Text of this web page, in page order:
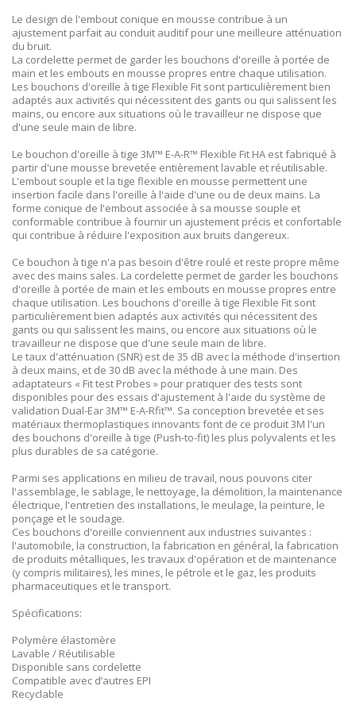
Le design de l'embout conique en mousse contribue à un
ajustement parfait au conduit auditif pour une meilleure atténuation
du bruit.
La cordelette permet de garder les bouchons d'oreille à portée de
main et les embouts en mousse propres entre chaque utilisation.
Les bouchons d'oreille à tige Flexible Fit sont particulièrement bien
adaptés aux activités qui nécessitent des gants ou qui salissent les
mains, ou encore aux situations où le travailleur ne dispose que
d'une seule main de libre.
Le bouchon d'oreille à tige 3M™ E-A-R™ Flexible Fit HA est fabriqué à
partir d'une mousse brevetée entièrement lavable et réutilisable.
L'embout souple et la tige flexible en mousse permettent une
insertion facile dans l'oreille à l'aide d'une ou de deux mains. La
forme conique de l'embout associée à sa mousse souple et
conformable contribue à fournir un ajustement précis et confortable
qui contribue à réduire l'exposition aux bruits dangereux.
Ce bouchon à tige n'a pas besoin d'être roulé et reste propre même
avec des mains sales. La cordelette permet de garder les bouchons
d'oreille à portée de main et les embouts en mousse propres entre
chaque utilisation. Les bouchons d'oreille à tige Flexible Fit sont
particulièrement bien adaptés aux activités qui nécessitent des
gants ou qui salissent les mains, ou encore aux situations où le
travailleur ne dispose que d'une seule main de libre.
Le taux d'atténuation (SNR) est de 35 dB avec la méthode d'insertion
à deux mains, et de 30 dB avec la méthode à une main. Des
adaptateurs « Fit test Probes » pour pratiquer des tests sont
disponibles pour des essais d'ajustement à l'aide du système de
validation Dual-Ear 3M™ E-A-Rfit™. Sa conception brevetée et ses
matériaux thermoplastiques innovants font de ce produit 3M l'un
des bouchons d'oreille à tige (Push-to-fit) les plus polyvalents et les
plus durables de sa catégorie.
Parmi ses applications en milieu de travail, nous pouvons citer
l'assemblage, le sablage, le nettoyage, la démolition, la maintenance
électrique, l'entretien des installations, le meulage, la peinture, le
ponçage et le soudage.
Ces bouchons d'oreille conviennent aux industries suivantes :
l'automobile, la construction, la fabrication en général, la fabrication
de produits métalliques, les travaux d'opération et de maintenance
(y compris militaires), les mines, le pétrole et le gaz, les produits
pharmaceutiques et le transport.
Spécifications:
Polymère élastomère
Lavable / Réutilisable
Disponible sans cordelette
Compatible avec d’autres EPI
Recyclable